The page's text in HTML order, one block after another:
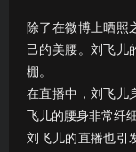
除了在微博上晒照
己的美腰。刘飞儿
棚。
在直播中，刘飞儿
飞儿的腰身非常纤
刘飞儿的直播也引